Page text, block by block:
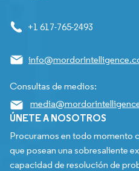
+1 617-765-2493
Consultas de medios:
ÚNETE A NOSOTROS
Procuramos en todo momento
que posean una sobresaliente
capacidad de resolución de